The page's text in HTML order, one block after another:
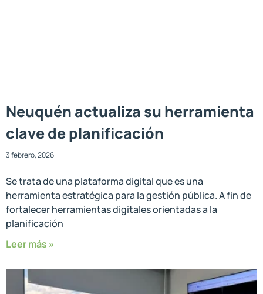
Neuquén actualiza su herramienta
clave de planificación
3 febrero, 2026
Se trata de una plataforma digital que es una
herramienta estratégica para la gestión pública. A fin de
fortalecer herramientas digitales orientadas a la
planificación
Leer más »